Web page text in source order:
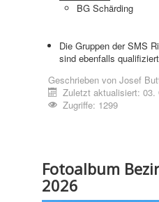
BG Schärding
Die Gruppen der SMS
sind ebenfalls qualifiziert
Geschrieben von Josef
Zuletzt aktualisiert: 03.
Zugriffe: 1299
Fotoalbum
2026